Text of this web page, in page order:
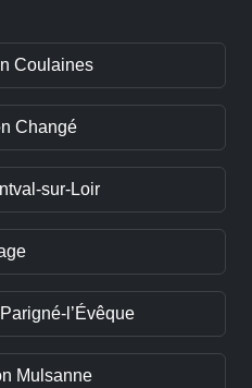
Coulaines
Changé
sur-Loir
l’Évêque
Mulsanne